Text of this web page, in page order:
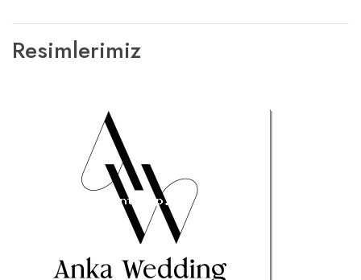
Resimlerimiz